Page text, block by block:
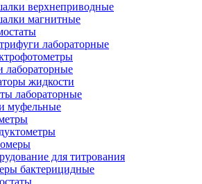
верхнеприводные
магнитные
лабораторные
лабораторные
жидкости
лабораторные
муфельные
для титрования
бактерицидные